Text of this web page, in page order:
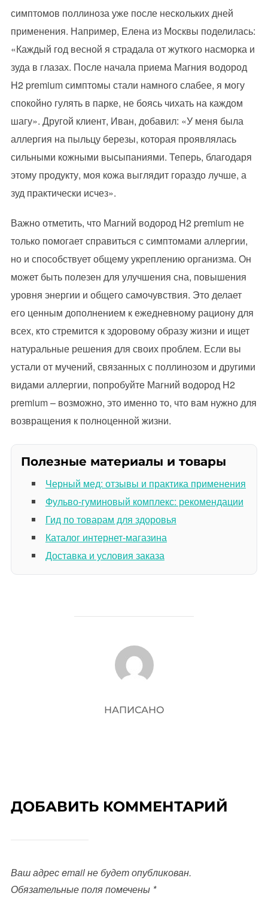
симптомов поллиноза уже после нескольких дней
применения. Например, Елена из Москвы поделилась:
«Каждый год весной я страдала от жуткого насморка и
зуда в глазах. После начала приема Магния водород
H2 premium симптомы стали намного слабее, я могу
спокойно гулять в парке, не боясь чихать на каждом
шагу». Другой клиент, Иван, добавил: «У меня была
аллергия на пыльцу березы, которая проявлялась
сильными кожными высыпаниями. Теперь, благодаря
этому продукту, моя кожа выглядит гораздо лучше, а
зуд практически исчез».
Важно отметить, что Магний водород H2 premium не
только помогает справиться с симптомами аллергии,
но и способствует общему укреплению организма. Он
может быть полезен для улучшения сна, повышения
уровня энергии и общего самочувствия. Это делает
его ценным дополнением к ежедневному рациону для
всех, кто стремится к здоровому образу жизни и ищет
натуральные решения для своих проблем. Если вы
устали от мучений, связанных с поллинозом и другими
видами аллергии, попробуйте Магний водород H2
premium – возможно, это именно то, что вам нужно для
возвращения к полноценной жизни.
Полезные материалы и товары
Черный мед: отзывы и практика применения
Фульво-гуминовый комплекс: рекомендации
Гид по товарам для здоровья
Каталог интернет-магазина
Доставка и условия заказа
АВТОР ЗАПИСИ
НАПИСАНО
ДОБАВИТЬ КОММЕНТАРИЙ
Ваш адрес email не будет опубликован.
Обязательные поля помечены *